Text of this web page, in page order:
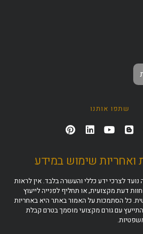
שתפו אותנו
שימוש במידע
לצרכי ידע כללי והעשרה בלבד. אין לראות
דעת מקצועית, או תחליף לפנייה לייעוץ
כל הסתמכות על האמור באתר היא באחריות
עם גורם מקצועי מוסמך בטרם קבלת